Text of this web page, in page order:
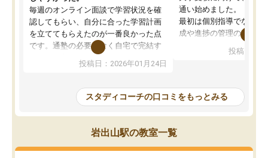
毎週のオンライン面談で学習状況を確
認してもらい、自分に合った学習計画
を立ててもらえたのが一番良かった点
です。通塾の必要がなく自宅で完結す
たです。コーチが現役大学生で相談し
安も気軽に話せました。勉強習慣が身
についたと感じています。また、チャ
ットで質問できるのも便利でした。一
人では迷いがちだった受験勉強を、最
だと思います。
投稿日：2026年01月24日
通い始めました。
最初は個別指導でなく、
成や進捗の管理のみのコ
じ個別指導コースに変更
性が良くなかったです。
モチベーションが上がら
にやめてしまいました。
の方の予定が空いていな
投稿日：
スタディコーチの口コミをもっとみる
岩出山駅の教室一覧